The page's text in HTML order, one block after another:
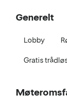
Generelt
Lobby
Gratis